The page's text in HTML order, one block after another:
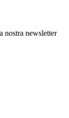
nostra newsletter